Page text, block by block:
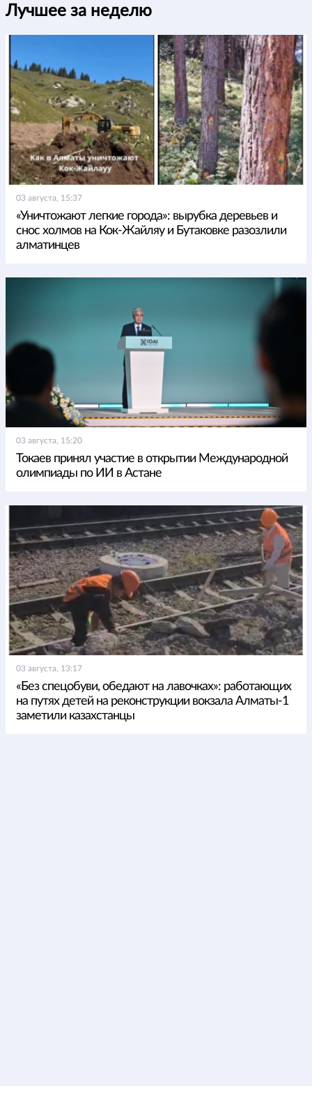
Лучшее за неделю
03 августа, 15:37
«Уничтожают легкие города»: вырубка деревьев и
снос холмов на Кок-Жайляу и Бутаковке разозлили
алматинцев
03 августа, 15:20
Токаев принял участие в открытии Международной
олимпиады по ИИ в Астане
03 августа, 13:17
«Без спецобуви, обедают на лавочках»: работающих
на путях детей на реконструкции вокзала Алматы-1
заметили казахстанцы